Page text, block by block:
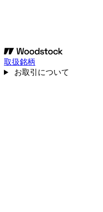
取扱銘柄
お取引について